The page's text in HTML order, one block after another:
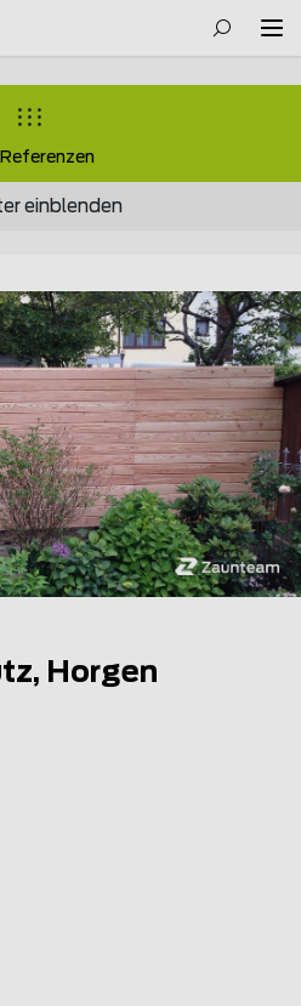
einblenden
Horgen